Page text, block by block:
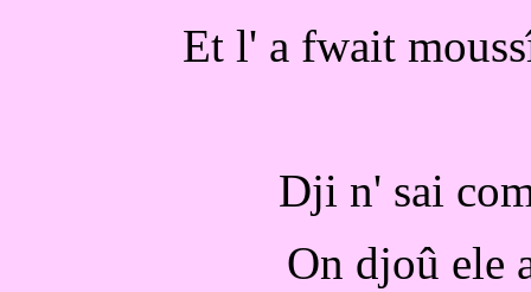
Et l' a fwait
Dji n' sai
On djoû ele